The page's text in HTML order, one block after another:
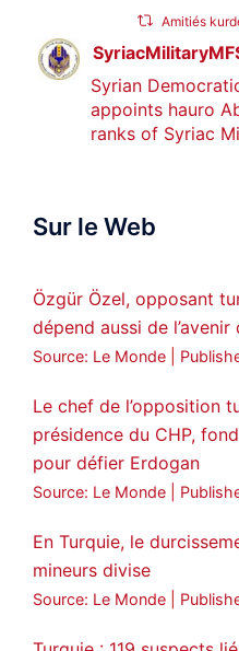
Amitiés
Syrian
appoints hauro
ranks of Syriac
ܒܘܠܝܬܐ ܚܘܪܐ ܐܒܓܪ
Amitiés
MedyaNews
statement on
#AbdullahÖcalan
#ImralıIsland
🔗https://
Sur le Web
Özgür Özel, opposant
dépend aussi de
Source: Le Monde
Le chef de l’opposition
présidence du CHP,
pour défier Erdogan
Source: Le Monde
En Turquie, le
mineurs divise
Source: Le Monde